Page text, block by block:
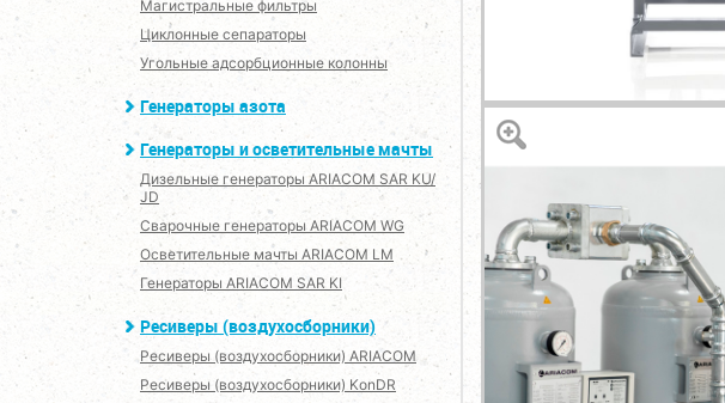
Магистральные фильтры
Циклонные сепараторы
Угольные адсорбционные колонны
Генераторы азота
Генераторы и осветительные мачты
Дизельные генераторы ARIACOM SAR KU/
JD
Сварочные генераторы ARIACOM WG
Осветительные мачты ARIACOM LM
Генераторы ARIACOM SAR KI
Ресиверы (воздухосборники)
Ресиверы (воздухосборники) ARIACOM
Ресиверы (воздухосборники) KonDR